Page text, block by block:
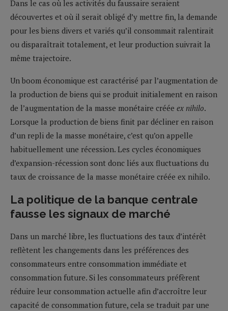
Dans le cas où les activités du faussaire seraient
découvertes et où il serait obligé d’y mettre fin, la demande
pour les biens divers et variés qu’il consommait ralentirait
ou disparaîtrait totalement, et leur production suivrait la
même trajectoire.
Un boom économique est caractérisé par l’augmentation de
la production de biens qui se produit initialement en raison
de l’augmentation de la masse monétaire créée ex nihilo.
Lorsque la production de biens finit par décliner en raison
d’un repli de la masse monétaire, c’est qu’on appelle
habituellement une récession. Les cycles économiques
d’expansion-récession sont donc liés aux fluctuations du
taux de croissance de la masse monétaire créée ex nihilo.
La politique de la banque centrale
fausse les signaux de marché
Dans un marché libre, les fluctuations des taux d’intérêt
reflètent les changements dans les préférences des
consommateurs entre consommation immédiate et
consommation future. Si les consommateurs préfèrent
réduire leur consommation actuelle afin d’accroître leur
capacité de consommation future, cela se traduit par une